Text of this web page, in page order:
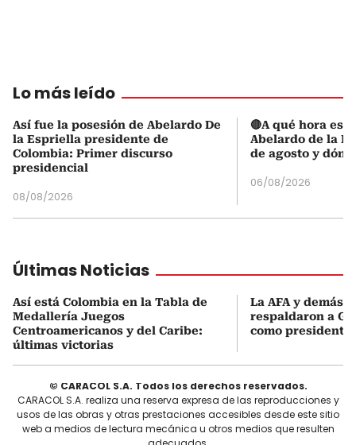
Lo más leído
Así fue la posesión de Abelardo De
la Espriella presidente de
Colombia: Primer discurso
presidencial
08/08/2026
🔴A qué hora es
Abelardo de la
de agosto y
06/08/2026
Últimas Noticias
Así está Colombia en la Tabla de
Medallería Juegos
Centroamericanos y del Caribe:
últimas victorias
La AFA y demás
respaldaron a
como presidente
© CARACOL S.A. Todos los derechos reservados.
CARACOL S.A. realiza una reserva expresa de las reproducciones y
usos de las obras y otras prestaciones accesibles desde este sitio
web a medios de lectura mecánica u otros medios que resulten